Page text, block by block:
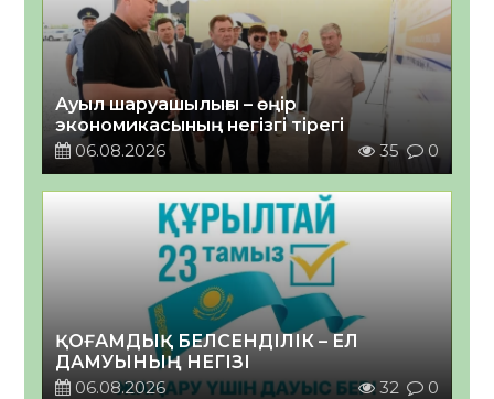
Ауыл шаруашылығы – өңір
экономикасының негізгі тірегі
06.08.2026
35 0
ҚОҒАМДЫҚ БЕЛСЕНДІЛІК – ЕЛ
ДАМУЫНЫҢ НЕГІЗІ
06.08.2026
32 0